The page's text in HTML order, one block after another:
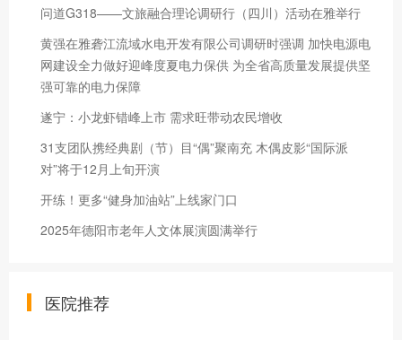
问道G318——文旅融合理论调研行（四川）活动在雅举行
黄强在雅砻江流域水电开发有限公司调研时强调 加快电源电
网建设全力做好迎峰度夏电力保供 为全省高质量发展提供坚
强可靠的电力保障
遂宁：小龙虾错峰上市 需求旺带动农民增收
31支团队携经典剧（节）目“偶”聚南充 木偶皮影“国际派
对”将于12月上旬开演
开练！更多“健身加油站”上线家门口
2025年德阳市老年人文体展演圆满举行
医院推荐